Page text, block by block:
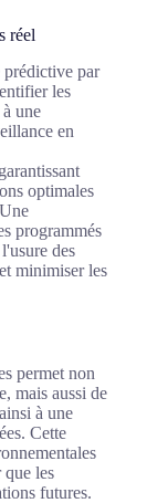
réel
prédictive par
les
une
en
optimales
programmés
des
minimiser les
permet non
mais aussi de
à une
Cette
que les
futures.